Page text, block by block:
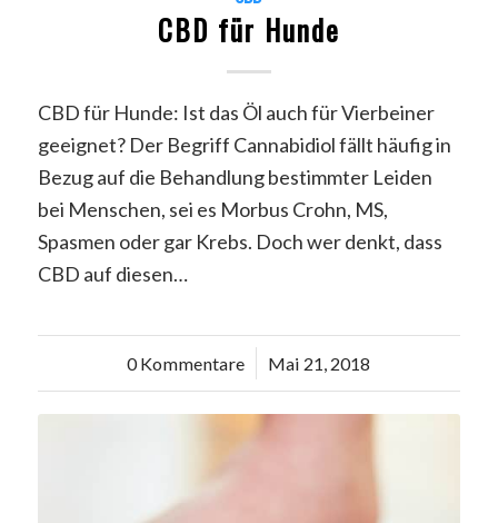
CBD für Hunde
CBD für Hunde: Ist das Öl auch für Vierbeiner
geeignet? Der Begriff Cannabidiol fällt häufig in
Bezug auf die Behandlung bestimmter Leiden
bei Menschen, sei es Morbus Crohn, MS,
Spasmen oder gar Krebs. Doch wer denkt, dass
CBD auf diesen…
0 Kommentare
/ Mai 21, 2018